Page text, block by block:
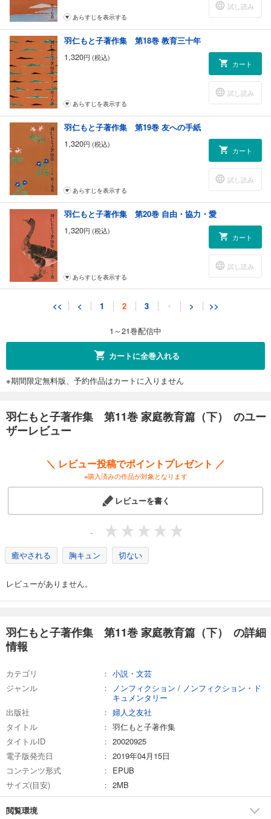
試し読み
あらすじを表示する
羽仁もと子著作集 第18巻 教育三十年
1,320円 (税込)
カート
試し読み
あらすじを表示する
羽仁もと子著作集 第19巻 友への手紙
1,320円 (税込)
カート
試し読み
あらすじを表示する
羽仁もと子著作集 第20巻 自由・協力・愛
1,320円 (税込)
カート
試し読み
あらすじを表示する
羽仁もと子著作集 第21巻 真理のかがやき
あらすじを表示する
<< < 1 2 3 ・ > >>
1～21巻配信中
カートに全巻入れる
※期間限定無料版、予約作品はカートに入りません
羽仁もと子著作集 第11巻 家庭教育篇（下） のユー
ザーレビュー
＼ レビュー投稿でポイントプレゼント ／
※購入済みの作品が対象となります
レビューを書く
-
癒やされる 胸キュン 切ない
レビューがありません。
羽仁もと子著作集 第11巻 家庭教育篇（下） の詳細
情報
カテゴリ
小説・文芸
ジャンル
ノンフィクション / ノンフィクション・ド
キュメンタリー
出版社
婦人之友社
タイトル
羽仁もと子著作集
タイトルID
20020925
電子版発売日
2019年04月15日
コンテンツ形式
EPUB
サイズ(目安)
2MB
閲覧環境